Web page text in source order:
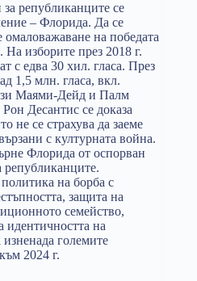
републиканците се
– Флорида. Да се
на победата
изборите през 2018 г.
с едва 30 хил. гласа. През
1,5 млн. гласа, вкл.
Маями-Дейд и Палм
Десантис се доказа
не се страхува да заеме
с културната война.
Флорида от оспорван
републиканците.
на борба с
защита на
семейство,
идентичността на
големите
2024 г.